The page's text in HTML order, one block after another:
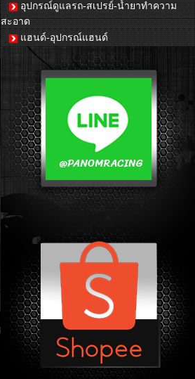
อุปกรณ์ดูแลรถ-สเปรย์-น้ำยาทำความ
สะอาด
แฮนด์-อุปกรณ์แฮนด์